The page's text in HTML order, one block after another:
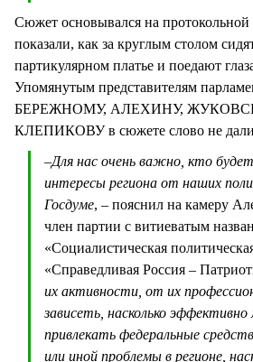
Сюжет основывался на
показали, как за круглым столом
партикулярном платье и поедают
Упомянутым представителям
БЕРЕЖНОМУ, АЛЕХИНУ,
КЛЕПИКОВУ в сюжете слово не
–Для нас очень важно, кто
интересы региона от наших
Госдуме, – пояснил на камеру
член партии с витиеватым
«Социалистическая
«Справедливая Россия –
их активности, от их
зависеть, насколько
привлекать федеральные
или иной проблемы в регионе,